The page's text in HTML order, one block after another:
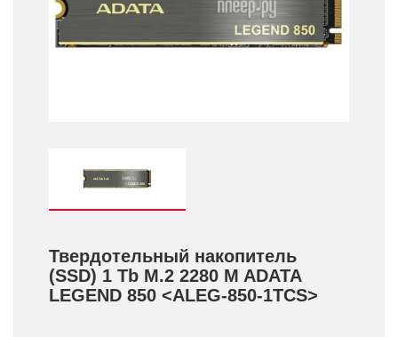
Твердотельный накопитель
(SSD) 1 Tb M.2 2280 M ADATA
LEGEND 850 <ALEG-850-1TCS>